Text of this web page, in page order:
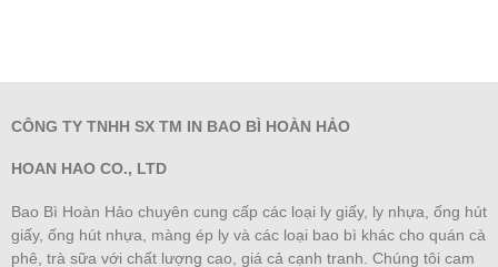
CÔNG TY TNHH SX TM IN BAO BÌ HOÀN HẢO
HOAN HAO CO., LTD
Bao Bì Hoàn Hảo chuyên cung cấp các loại ly giấy, ly nhựa, ống hút
giấy, ống hút nhựa, màng ép ly và các loại bao bì khác cho quán cà
phê, trà sữa với chất lượng cao, giá cả cạnh tranh. Chúng tôi cam